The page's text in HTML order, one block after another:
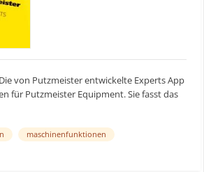
von Putzmeister entwickelte Experts App
für Putzmeister Equipment. Sie fasst das
zusammen. Die App richtet sich
und Service-Techniker, um s...
maschinenfunktionen